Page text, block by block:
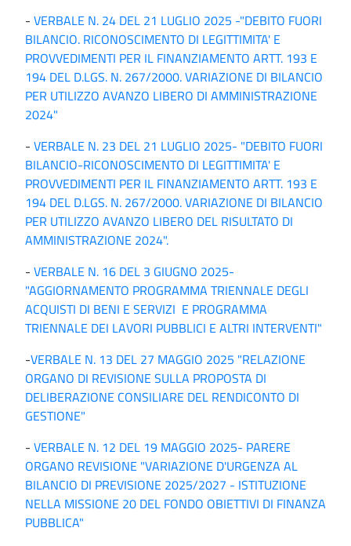
- VERBALE N. 24 DEL 21 LUGLIO 2025 -"DEBITO FUORI
BILANCIO. RICONOSCIMENTO DI LEGITTIMITA' E
PROVVEDIMENTI PER IL FINANZIAMENTO ARTT. 193 E
194 DEL D.LGS. N. 267/2000. VARIAZIONE DI BILANCIO
PER UTILIZZO AVANZO LIBERO DI AMMINISTRAZIONE
2024"
- VERBALE N. 23 DEL 21 LUGLIO 2025- "DEBITO FUORI
BILANCIO-RICONOSCIMENTO DI LEGITTIMITA' E
PROVVEDIMENTI PER IL FINANZIAMENTO ARTT. 193 E
194 DEL D.LGS. N. 267/2000. VARIAZIONE DI BILANCIO
PER UTILIZZO AVANZO LIBERO DEL RISULTATO DI
AMMINISTRAZIONE 2024".
- VERBALE N. 16 DEL 3 GIUGNO 2025-
"AGGIORNAMENTO PROGRAMMA TRIENNALE DEGLI
ACQUISTI DI BENI E SERVIZI E PROGRAMMA
TRIENNALE DEI LAVORI PUBBLICI E ALTRI INTERVENTI"
-VERBALE N. 13 DEL 27 MAGGIO 2025 "RELAZIONE
ORGANO DI REVISIONE SULLA PROPOSTA DI
DELIBERAZIONE CONSILIARE DEL RENDICONTO DI
GESTIONE"
- VERBALE N. 12 DEL 19 MAGGIO 2025- PARERE
ORGANO REVISIONE "VARIAZIONE D'URGENZA AL
BILANCIO DI PREVISIONE 2025/2027 - ISTITUZIONE
NELLA MISSIONE 20 DEL FONDO OBIETTIVI DI FINANZA
PUBBLICA"